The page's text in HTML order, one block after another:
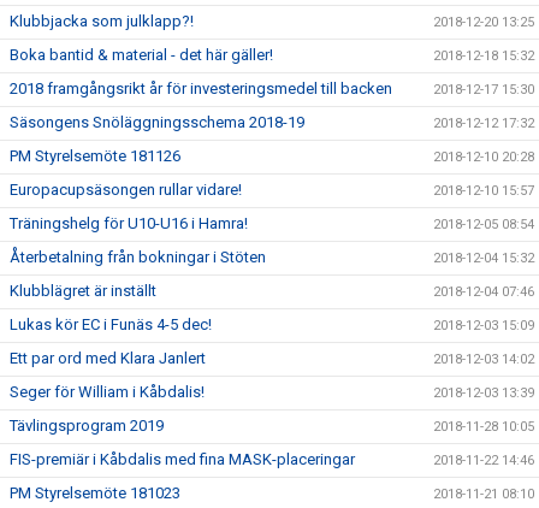
Klubbjacka som julklapp?! 2018-12-20 13:25
Boka bantid & material - det här gäller! 2018-12-18 15:32
2018 framgångsrikt år för investeringsmedel till backen 2018-12-17 15:30
Säsongens Snöläggningsschema 2018-19 2018-12-12 17:32
PM Styrelsemöte 181126 2018-12-10 20:28
Europacupsäsongen rullar vidare! 2018-12-10 15:57
Träningshelg för U10-U16 i Hamra! 2018-12-05 08:54
Återbetalning från bokningar i Stöten 2018-12-04 15:32
Klubblägret är inställt 2018-12-04 07:46
Lukas kör EC i Funäs 4-5 dec! 2018-12-03 15:09
Ett par ord med Klara Janlert 2018-12-03 14:02
Seger för William i Kåbdalis! 2018-12-03 13:39
Tävlingsprogram 2019 2018-11-28 10:05
FIS-premiär i Kåbdalis med fina MASK-placeringar 2018-11-22 14:46
PM Styrelsemöte 181023 2018-11-21 08:10